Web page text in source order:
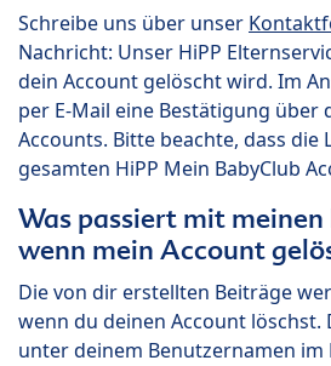
Schreibe uns über unser
Nachricht: Unser HiPP
dein Account gelöscht wird. Im
per E-Mail eine Bestätigung über
Accounts. Bitte beachte, dass die
gesamten HiPP Mein BabyClub
Was passiert mit
wenn mein Account
Die von dir erstellten Beiträge
wenn du deinen Account löschst.
unter deinem Benutzernamen im